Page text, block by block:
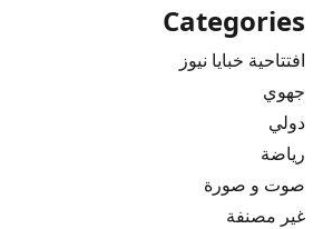
Categories
افتتاحية خبايا نيوز
جهوي
دولي
رياضة
صوت و صورة
غير مصنفة